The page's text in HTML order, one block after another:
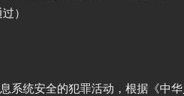
）
系统安全的犯罪活动，根据《中